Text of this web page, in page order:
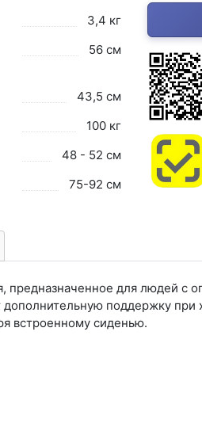
3,4 кг
56 см
43,5 см
100 кг
48 - 52 см
75-92 см
предназначенное для людей с
поддержку при
встроенному сиденью.